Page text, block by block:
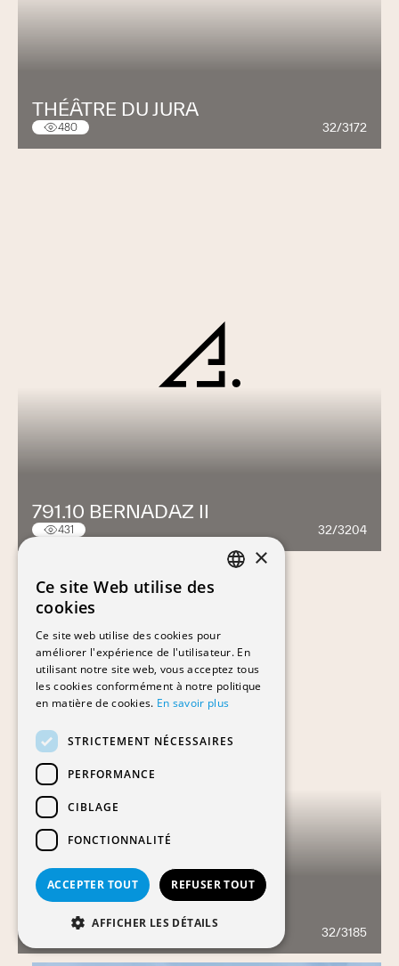
THÉÂTRE DU JURA
480 32/3172
791.10 BERNADAZ II
431 32/3204
LE TICLE
32/3185
×
Ce site Web utilise des
cookies
Ce site web utilise des cookies pour
améliorer l'expérience de l'utilisateur. En
utilisant notre site web, vous acceptez tous
les cookies conformément à notre politique
en matière de cookies. En savoir plus
STRICTEMENT NÉCESSAIRES
PERFORMANCE
CIBLAGE
FONCTIONNALITÉ
ACCEPTER TOUT REFUSER TOUT
AFFICHER LES DÉTAILS